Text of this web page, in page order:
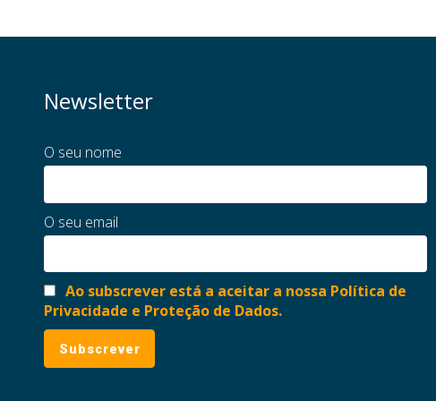
Newsletter
O seu nome
O seu email
Ao subscrever está a aceitar a nossa Política de
Privacidade e Proteção de Dados.